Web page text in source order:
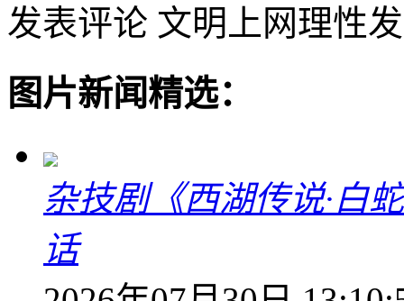
发表评论 文明上网理性
图片新闻精选：
杂技剧《西湖传说·白
话